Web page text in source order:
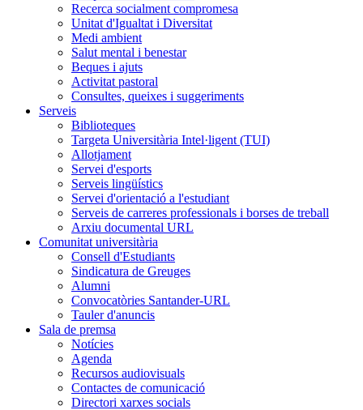
Recerca socialment compromesa
Unitat d'Igualtat i Diversitat
Medi ambient
Salut mental i benestar
Beques i ajuts
Activitat pastoral
Consultes, queixes i suggeriments
Serveis
Biblioteques
Targeta Universitària Intel·ligent (TUI)
Allotjament
Servei d'esports
Serveis lingüístics
Servei d'orientació a l'estudiant
Serveis de carreres professionals i borses de treball
Arxiu documental URL
Comunitat universitària
Consell d'Estudiants
Sindicatura de Greuges
Alumni
Convocatòries Santander-URL
Tauler d'anuncis
Sala de premsa
Notícies
Agenda
Recursos audiovisuals
Contactes de comunicació
Directori xarxes socials